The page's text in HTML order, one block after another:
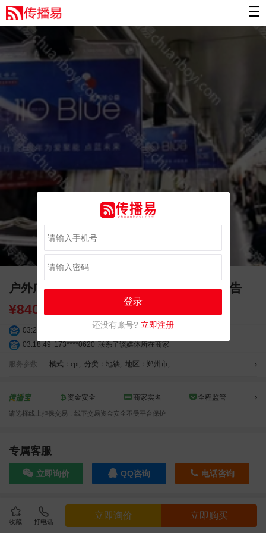
收藏 打电话
立即询价 立即购买
户外广告 郑州地铁创意内包车 高清大屏广告
¥84000.00
03:27:46 181****7631 联系了该媒体所在商家
03:18:49 173****0620 联系了该媒体所在商家
03:42:33
158****0746
联系了该媒体所在商家
12:40:20
177****7961
联系了该媒体所在商家
04:12:36 181****8167 联系了该媒体所在商家
03:40:56
10:08:47 155****5272
联系了该媒体所在商家
02:32:27 176****3456 联系了该媒体所在商家
11:44:28
联系了该媒体所在商家
08:36:41
191****0991 联系了该媒体所在商家
服务参数 模式：cpt, 分类：地铁, 地区：郑州市,
资金安全 商家实名 全程监管
请选择线上担保交易，线下交易资金安全不受平台保护
专属客服
立即询价 QQ咨询 电话咨询
效果截图
登录
还没有账号? 立即注册